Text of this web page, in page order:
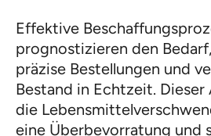
Effektive
prognostizieren den
präzise Bestellungen und
Bestand in Echtzeit.
die
eine Überbevorratung und